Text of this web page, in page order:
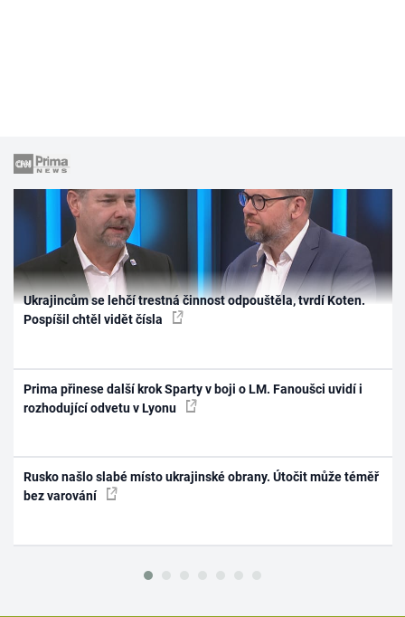
Ukrajincům se lehčí trestná činnost odpouštěla, tvrdí Koten.
Pospíšil chtěl vidět čísla
Prima přinese další krok Sparty v boji o LM. Fanoušci uvidí i
rozhodující odvetu v Lyonu
Rusko našlo slabé místo ukrajinské obrany. Útočit může téměř
bez varování